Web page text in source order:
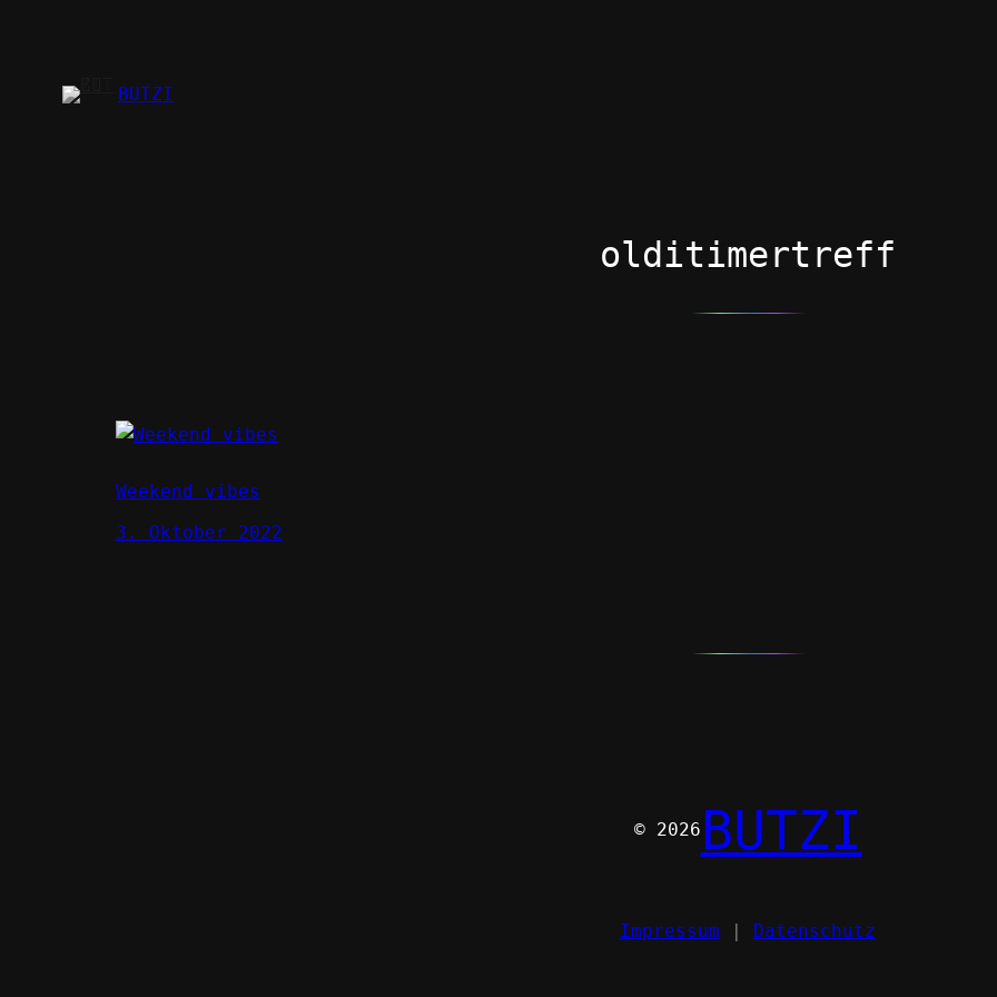
BUTZI
olditimertreff
Weekend vibes
3. Oktober 2022
© 2026 BUTZI
Impressum | Datenschutz